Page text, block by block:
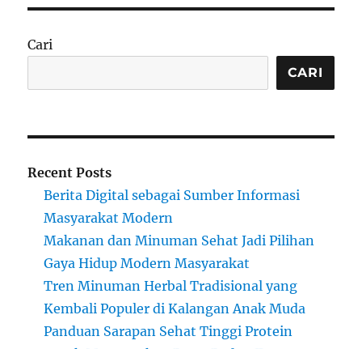
Cari
CARI
Recent Posts
Berita Digital sebagai Sumber Informasi
Masyarakat Modern
Makanan dan Minuman Sehat Jadi Pilihan
Gaya Hidup Modern Masyarakat
Tren Minuman Herbal Tradisional yang
Kembali Populer di Kalangan Anak Muda
Panduan Sarapan Sehat Tinggi Protein